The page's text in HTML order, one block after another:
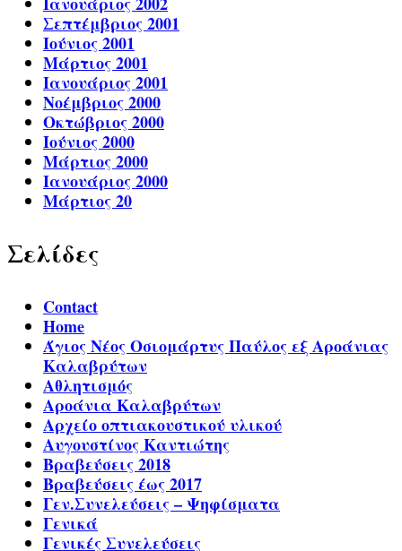
Σεπτέμβριος 2001
Ιούνιος 2001
Μάρτιος 2001
Ιανουάριος 2001
Νοέμβριος 2000
Οκτώβριος 2000
Ιούνιος 2000
Μάρτιος 2000
Ιανουάριος 2000
Μάρτιος 20
Σελίδες
Contact
Home
Άγιος Νέος Οσιομάρτυς Παύλος εξ Αροάνιας
Καλαβρύτων
Αθλητισμός
Αροάνια Καλαβρύτων
Αρχείο οπτιακουστικού υλικού
Αυγουστίνος Καντιώτης
Βραβεύσεις 2018
Βραβεύσεις έως 2017
Γεν.Συνελεύσεις – Ψηφίσματα
Γενικά
Γενικές Συνελεύσεις